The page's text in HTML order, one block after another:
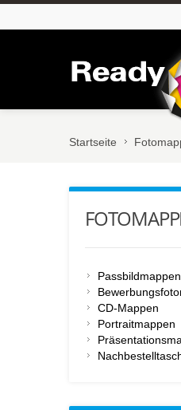
Startseite
Passbildmappen
CD-Mappen
Portraitmappen